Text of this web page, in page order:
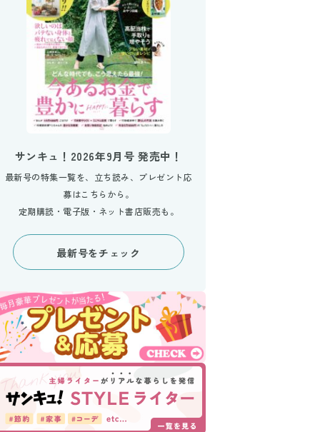
サンキュ！2026年9月号 発売中！
最新号の特集一覧を、立ち読み、プレゼント応
募はこちらから。
定期購読・電子版・ネット書店販売も。
最新号をチェック